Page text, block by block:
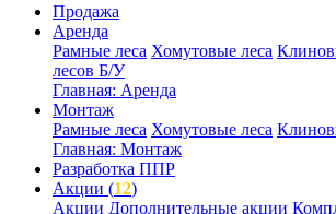
Продажа
Аренда
Рамные леса Хомутовые леса
лесов Б/У
Главная: Аренда
Монтаж
Рамные леса Хомутовые леса
Главная: Монтаж
Разработка ППР
Акции (12)
Акции Дополнительные акции